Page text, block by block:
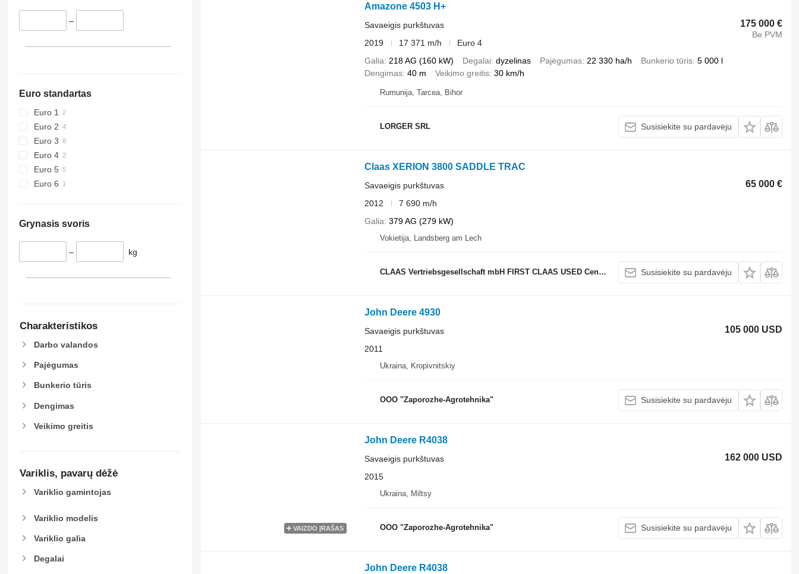
–
Euro standartas
Euro 1
Euro 2
Euro 3
Euro 4
Euro 5
Euro 6
Grynasis svoris
– kg
Charakteristikos
Darbo valandos
Pajėgumas
Bunkerio tūris
Dengimas
Veikimo greitis
Variklis, pavarų dėžė
Variklio gamintojas
Variklio modelis
Variklio galia
Degalai
Amazone 4503 H+
175 000 €
Be PVM
Savaeigis purkštuvas
2019
17 371 m/h
Euro 4
Galia
218 AG (160 kW) Degalai dyzelinas Pajėgumas 22 330 ha/h Bunkerio tūris 5 000 l
Dengimas 40 m Veikimo greitis 30 km/h
Rumunija, Tarcea, Bihor
LORGER SRL Susisiekite su pardavėju
Claas XERION 3800 SADDLE TRAC
65 000 €
Savaeigis purkštuvas
2012
7 690 m/h
Galia 379 AG (279 kW)
Vokietija, Landsberg am Lech
CLAAS Vertriebsgesellschaft mbH FIRST CLAAS USED Center Susisiekite su pardavėju
John Deere 4930
105 000 USD
Savaeigis purkštuvas
2011
Ukraina, Kropivnitskiy
OOO "Zaporozhe-Agrotehnika" Susisiekite su pardavėju
VAIZDO ĮRAŠAS
John Deere R4038
162 000 USD
Savaeigis purkštuvas
2015
Ukraina, Miltsy
OOO "Zaporozhe-Agrotehnika" Susisiekite su pardavėju
John Deere R4038